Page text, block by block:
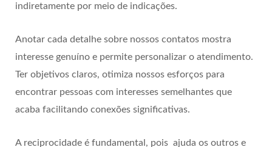
indiretamente por meio de indicações.
Anotar cada detalhe sobre nossos contatos mostra
interesse genuíno e permite personalizar o atendimento.
Ter objetivos claros, otimiza nossos esforços para
encontrar pessoas com interesses semelhantes que
acaba facilitando conexões significativas.
A reciprocidade é fundamental, pois ajuda os outros e